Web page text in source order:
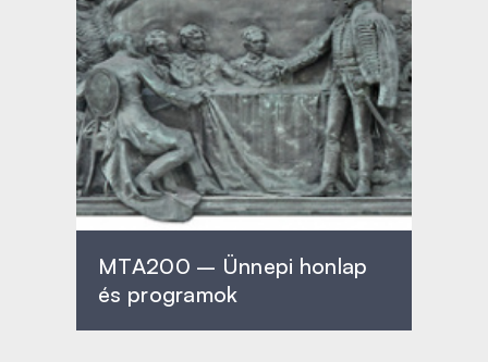
MTA200 – Ünnepi honlap
és programok